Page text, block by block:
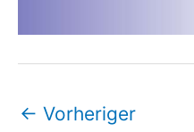
← Vorheriger